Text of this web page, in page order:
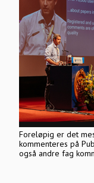
Foreløpig er det
kommenteres på
også andre fag